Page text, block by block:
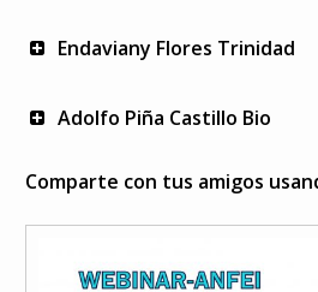
Endaviany Flores Trinidad
Adolfo Piña Castillo Bio
Comparte con tus amigos